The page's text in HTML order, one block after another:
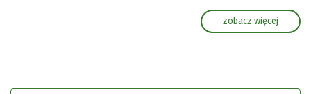
zobacz więcej